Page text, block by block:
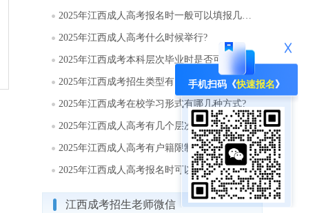
2025年江西成人高考报名时一般可以填报几个志愿?
2025年江西成人高考什么时候举行?
2025年江西成考本科层次毕业时是否可以取得学士学位?
2025年江西成考招生类型有哪些?
2025年江西成考在校学习形式有哪几种方式?
2025年江西成人高考有几个层次?
2025年江西成人高考有户籍限制吗?
2025年江西成人高考报名时可以填报几个志愿?
江西成考招生老师微信
手机扫码《快速报名》